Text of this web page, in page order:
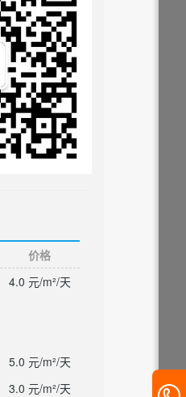
价格
4.0 元/m²/天
5.0 元/m²/天
3.0 元/m²/天